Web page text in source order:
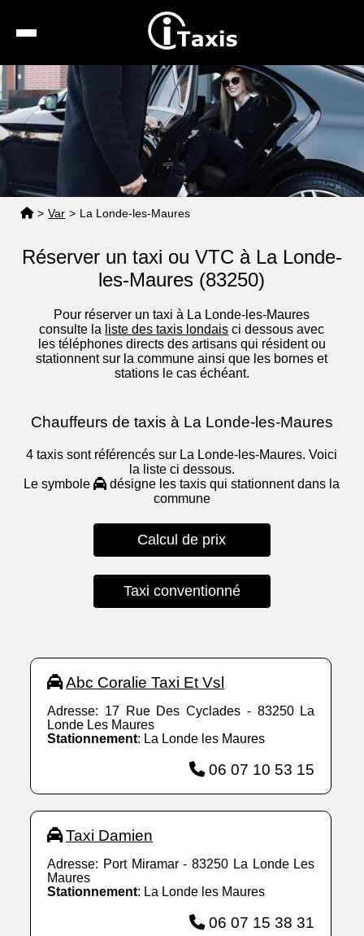
Recherche
Calcul de tarif
Taxis conventionnés
Espace pro
> Var > La Londe-les-Maures
Réserver un taxi ou VTC à La Londe-
les-Maures (83250)
Pour réserver un taxi à La Londe-les-Maures
consulte la liste des taxis londais ci dessous avec
les téléphones directs des artisans qui résident ou
stationnent sur la commune ainsi que les bornes et
stations le cas échéant.
Chauffeurs de taxis à La Londe-les-Maures
4 taxis sont référencés sur La Londe-les-Maures. Voici
la liste ci dessous.
Le symbole
désigne les taxis qui stationnent dans la
commune
Calcul de prix
Taxi conventionné
Abc Coralie Taxi Et Vsl
Adresse: 17 Rue Des Cyclades - 83250 La
Londe Les Maures
Stationnement: La Londe les Maures
06 07 10 53 15
Taxi Damien
Adresse: Port Miramar - 83250 La Londe Les
Maures
Stationnement: La Londe les Maures
06 07 15 38 31